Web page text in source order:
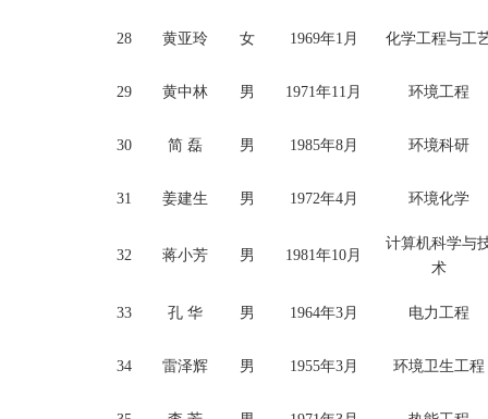
28 黄亚玲 女 1969年1月 化学工程与工
29 黄中林 男 1971年11月 环境工程
30 简 磊 男 1985年8月 环境科研
31 姜建生 男 1972年4月 环境化学
32 蒋小芳 男 1981年10月
计算机科学与
术
33 孔 华 男 1964年3月 电力工程
34 雷泽辉 男 1955年3月 环境卫生工程